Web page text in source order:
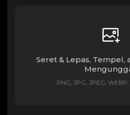
Seret & Lepas, Tempel,
PNG, JPG, JPEG,